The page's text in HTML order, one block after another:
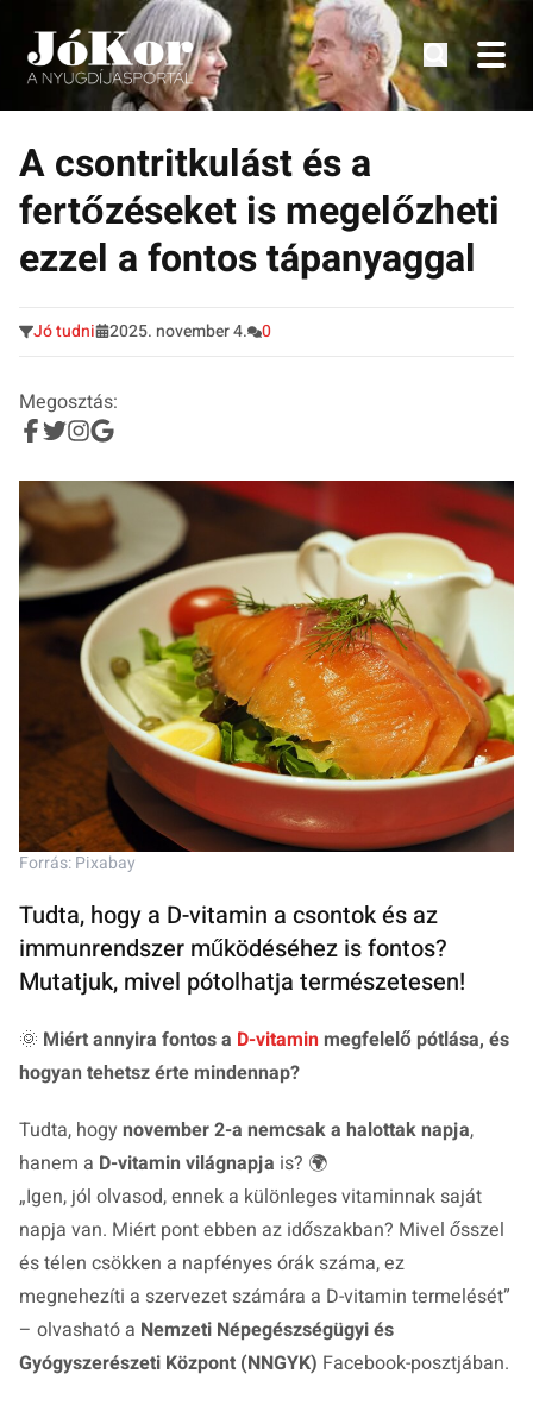
Tovább
tartalomra
Tudnivalók, érdekességek idősek számára.
A csontritkulást és a
fertőzéseket is megelőzheti
ezzel a fontos tápanyaggal
Jó tudni 2025. november 4. 0
Megosztás:
Forrás: Pixabay
Tudta, hogy a D-vitamin a csontok és az
immunrendszer működéséhez is fontos?
Mutatjuk, mivel pótolhatja természetesen!
🌞 Miért annyira fontos a D-vitaminmegfelelő pótlása, és
hogyan tehetsz érte mindennap?
Tudta, hogy november 2-a nemcsak a halottak napja,
hanem a D-vitamin világnapja is? 🌍
„Igen, jól olvasod, ennek a különleges vitaminnak saját
napja van. Miért pont ebben az időszakban? Mivel ősszel
és télen csökken a napfényes órák száma, ez
megnehezíti a szervezet számára a D-vitamin termelését”
– olvasható a Nemzeti Népegészségügyi és
Gyógyszerészeti Központ (NNGYK) Facebook-posztjában.